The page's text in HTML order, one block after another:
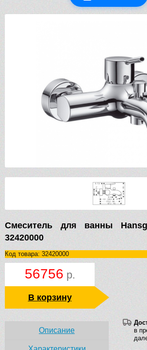
Смеситель для ванны
32420000
Код товара: 32420000
56756 р.
В корзину
в
Описание